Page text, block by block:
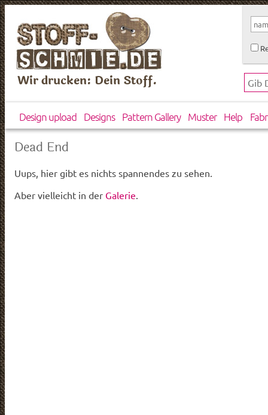
Wir drucken: Dein Stoff.
Design upload Designs Pattern Gallery Muster Help
Dead End
Uups, hier gibt es nichts spannendes zu sehen.
Aber vielleicht in der Galerie.